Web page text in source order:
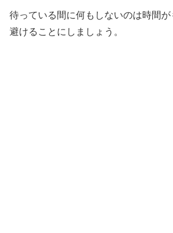
待っている間に何もしないのは時間が
避けることにしましょう。